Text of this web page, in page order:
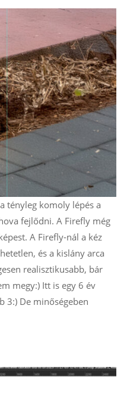
tényleg komoly lépés a
fejlődni. A Firefly még
A Firefly-nál a kéz
és a kislány arca
realisztikusabb, bár
megy:) Itt is egy 6 év
3:) De minőségeben